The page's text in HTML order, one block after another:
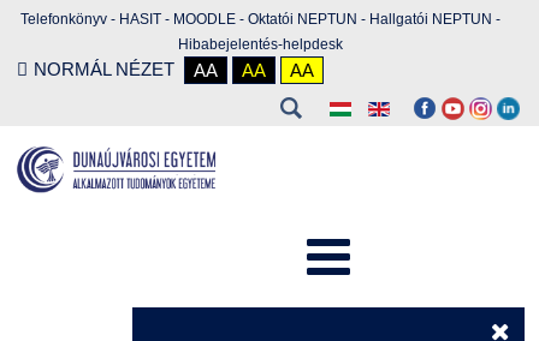
Telefonkönyv - HASIT - MOODLE - Oktatói NEPTUN - Hallgatói NEPTUN -
Hibabejelentés-helpdesk
NORMÁL NÉZET AA AA AA